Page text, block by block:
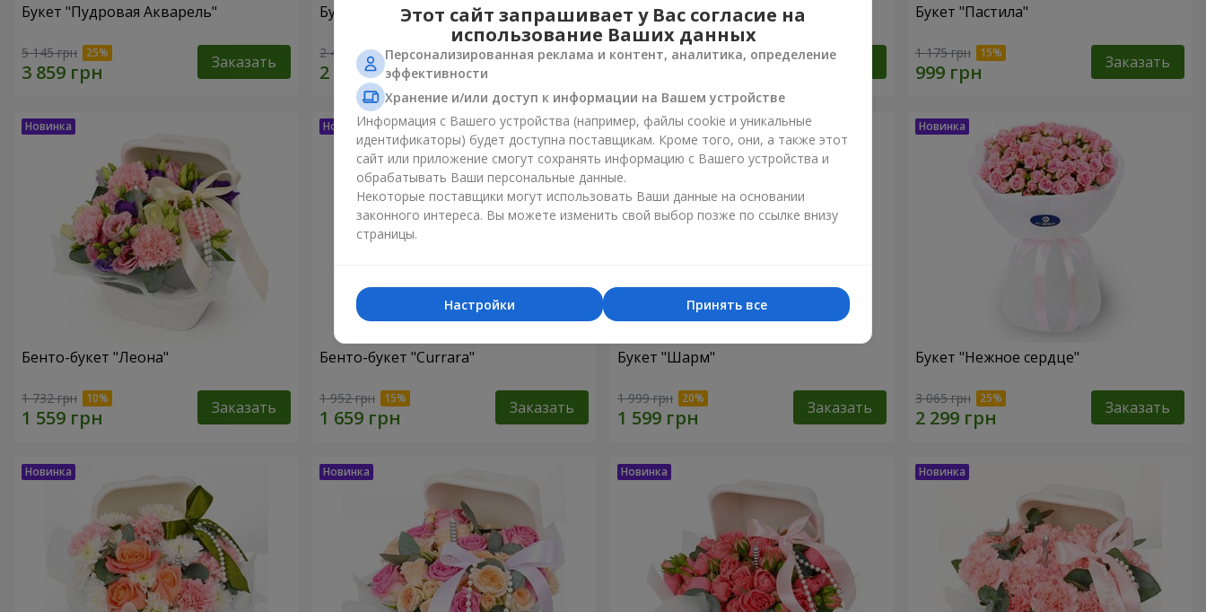
Букет "Пудровая Акварель"
5 145 грн Заказать
Букет "Мечты сбываются"
2 469 грн Заказать
Букет "Марта"
3 279 грн Заказать
Букет "Пастила"
1 175 грн Заказать
Бенто-букет "Леона"
1 732 грн Заказать
Бенто-букет "Currara"
1 952 грн Заказать
Букет "Шарм"
1 999 грн Заказать
Букет "Нежное сердце"
3 065 грн Заказать
Этот сайт запрашивает у Вас согласие на
использование Ваших данных
Персонализированная реклама и контент, аналитика, определение
эффективности
Хранение и/или доступ к информации на Вашем устройстве
Информация с Вашего устройства (например, файлы cookie и уникальные
идентификаторы) будет доступна поставщикам. Кроме того, они, а также этот
сайт или приложение смогут сохранять информацию с Вашего устройства и
обрабатывать Ваши персональные данные.
Некоторые поставщики могут использовать Ваши данные на основании
законного интереса. Вы можете изменить свой выбор позже по ссылке внизу
страницы.
Принять все
Настройки